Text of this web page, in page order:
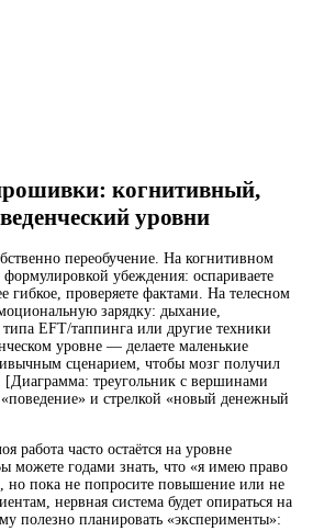
когнитивный,
уровни
переобучение. На когнитивном
формулировкой убеждения: оспариваете
гибкое, проверяете фактами. На телесном
зарядку: дыхание,
EFT/таппинга или другие техники
уровне — делаете маленькие
сценарием, чтобы мозг получил
[Диаграмма: треугольник с вершинами
и стрелкой «новый денежный
работа часто остаётся на уровне
можете годами знать, что «я имею право
но пока не попросите повышение или не
нервная система будет опираться на
полезно планировать «эксперименты»: